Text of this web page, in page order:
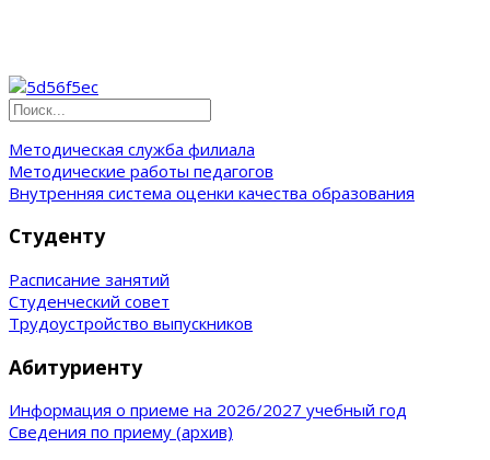
Методическая служба филиала
Методические работы педагогов
Внутренняя система оценки качества образования
Студенту
Расписание занятий
Студенческий совет
Трудоустройство выпускников
Абитуриенту
Информация о приеме на 2026/2027 учебный год
Сведения по приему (архив)